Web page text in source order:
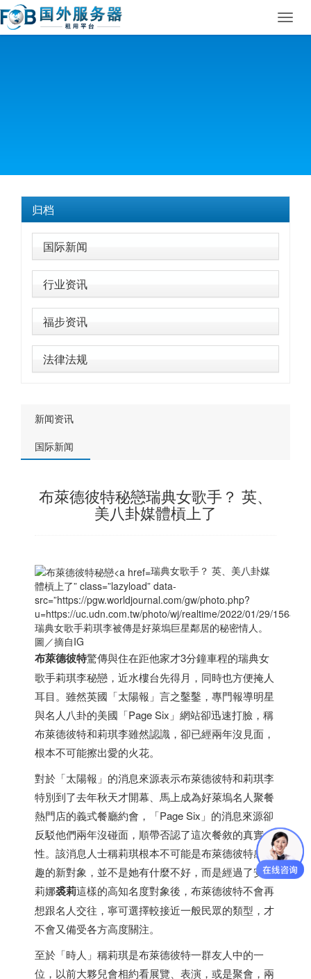
归档
国际新闻
行业资讯
福步资讯
法律法规
新闻资讯
国际新闻
布萊德彼特秘戀瑞典女歌手？ 英、
美八卦媒體槓上了
瑞典女歌手？ 英、美八卦媒
體槓上了” class=”lazyload” data-
src=”https://pgw.worldjournal.com/gw/photo.php?
u=https://uc.udn.com.tw/photo/wj/realtime/2022/01/29/
瑞典女歌手莉琪李被傳是好萊塢巨星鄰居的秘密情人。
圖／摘自IG
布萊德彼特驚傳與住在距他家才3分鐘車程的瑞典女
歌手莉琪李秘戀，近水樓台先得月，同時也方便掩人
耳目。雖然英國「太陽報」言之鑿鑿，專門報導明星
與名人八卦的美國「Page Six」網站卻迅速打臉，稱
布萊德彼特和莉琪李雖然認識，卻已經兩年沒見面，
根本不可能擦出愛的火花。
對於「太陽報」的消息來源表示布萊德彼特和莉琪李
特別到了去年秋天才開幕、馬上成為好萊塢名人聚餐
熱門店的義式餐廳約會，「Page Six」的消息來源卻
反駁他們兩年沒碰面，順帶否認了這次餐敘的真實
性。該消息人士稱莉琪根本不可能是布萊德彼特感興
趣的新對象，並不是她有什麼不好，而是經過了安琪
莉娜裘莉這樣的高知名度對象後，布萊德彼特不會再
想跟名人交往，寧可選擇較接近一般民眾的類型，才
不會又備受各方高度關注。
至於「時人」稱莉琪是布萊德彼特一群友人中的一
位，以前大夥兒會相約看展覽、表演，或是聚會，兩